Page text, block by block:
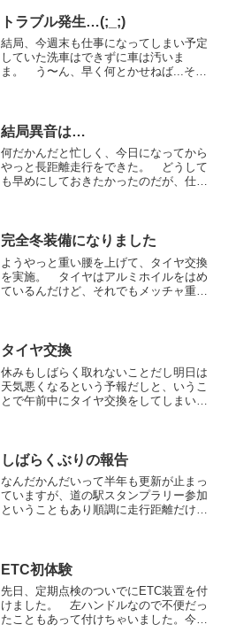
トラブル発生…(;_;)
結局、今週末も仕事になってしまい予定
していた洗車はできずに車は汚いま
ま。 う〜ん、早く何とかせねば...そん
会えればいいなぁ.....
結局異音は…
何だかんだと忙しく、今日になってから
やっと長距離走行をできた。 どうして
も早めにしておきたかったのだが、仕事
で道民の森方面へドライブ...
完全冬装備になりました
ようやっと重い腰を上げて、タイヤ交換
を実施。 タイヤはアルミホイルをはめ
ているんだけど、それでもメッチャ重
四輪全ての交換が終わったのは...
タイヤ交換
休みもしばらく取れないことだし明日は
天気悪くなるという予報だしと、いうこ
とで午前中にタイヤ交換をしてしまいま
食。ここのカレーも美味...
しばらくぶりの報告
なんだかんだいって半年も更新が止まっ
ていますが、道の駅スタンプラリー参加
ということもあり順調に走行距離だけは
と順調に車もボロボ...
ETC初体験
先日、定期点検のついでにETC装置を付
けました。 左ハンドルなので不便だっ
たこともあって付けちゃいました。今